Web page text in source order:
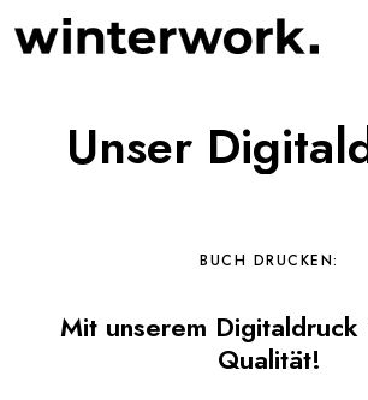
Unser
BUCH DRUCKEN:
Mit unserem
Qualität!